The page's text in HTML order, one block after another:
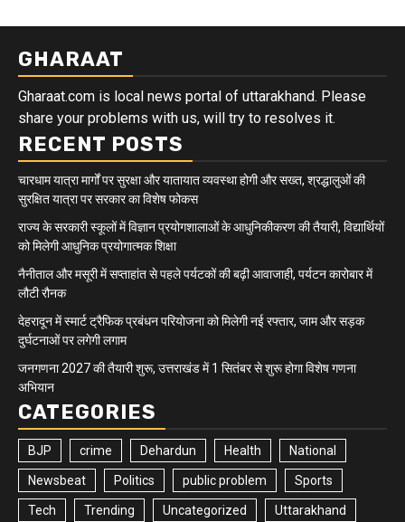
GHARAAT
Gharaat.com is local news portal of uttarakhand. Please
share your problems with us, will try to resolves it.
RECENT POSTS
चारधाम यात्रा मार्गों पर सुरक्षा और यातायात व्यवस्था होगी और सख्त, श्रद्धालुओं की
सुरक्षित यात्रा पर सरकार का विशेष फोकस
राज्य के सरकारी स्कूलों में विज्ञान प्रयोगशालाओं के आधुनिकीकरण की तैयारी, विद्यार्थियों
को मिलेगी आधुनिक प्रयोगात्मक शिक्षा
नैनीताल और मसूरी में सप्ताहांत से पहले पर्यटकों की बढ़ी आवाजाही, पर्यटन कारोबार में
लौटी रौनक
देहरादून में स्मार्ट ट्रैफिक प्रबंधन परियोजना को मिलेगी नई रफ्तार, जाम और सड़क
दुर्घटनाओं पर लगेगी लगाम
जनगणना 2027 की तैयारी शुरू, उत्तराखंड में 1 सितंबर से शुरू होगा विशेष गणना
अभियान
CATEGORIES
BJP crime Dehardun Health National
Newsbeat Politics public problem Sports
Tech Trending Uncategorized Uttarakhand